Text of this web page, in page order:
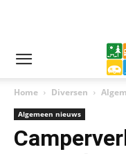
Home Diversen
Algemeen nieuws